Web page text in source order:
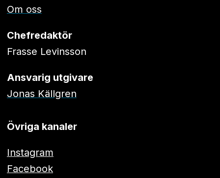
Om oss
Chefredaktör
Frasse Levinsson
Ansvarig utgivare
Jonas Källgren
Övriga kanaler
Instagram
Facebook